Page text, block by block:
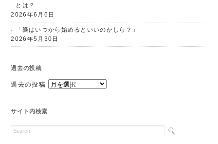
とは？
2026年6月6日
「躾はいつから始めるといいのかしら？」
2026年5月30日
過去の投稿
過去の投稿
サイト内検索